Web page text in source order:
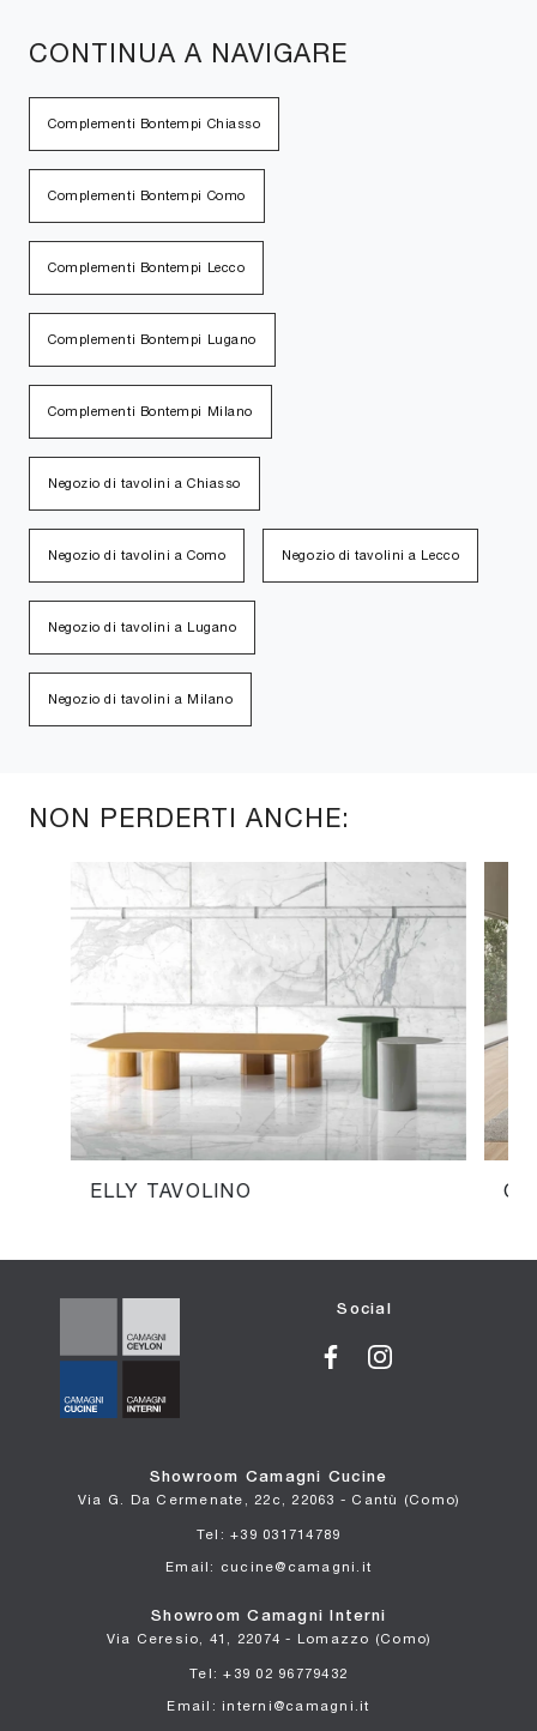
CONTINUA A NAVIGARE
Complementi Bontempi Chiasso
Complementi Bontempi Como
Complementi Bontempi Lecco
Complementi Bontempi Lugano
Complementi Bontempi Milano
Negozio di tavolini a Chiasso
Negozio di tavolini a Como Negozio di tavolini a Lecco
Negozio di tavolini a Lugano
Negozio di tavolini a Milano
NON PERDERTI ANCHE:
ELLY TAVOLINO
Social
Showroom Camagni Cucine
Via G. Da Cermenate, 22c, 22063 - Cantù (Como)
Tel: +39 031714789
Email: cucine@camagni.it
Showroom Camagni Interni
Via Ceresio, 41, 22074 - Lomazzo (Como)
Tel: +39 02 96779432
Email: interni@camagni.it